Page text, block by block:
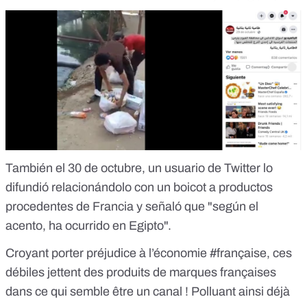
También el 30 de octubre, un usuario de Twitter lo
difundió relacionándolo con un boicot a productos
procedentes de Francia y señaló que "según el
acento, ha ocurrido en Egipto".
Croyant porter préjudice à l’économie #française, ces
débiles jettent des produits de marques françaises
dans ce qui semble être un canal ! Polluant ainsi déjà